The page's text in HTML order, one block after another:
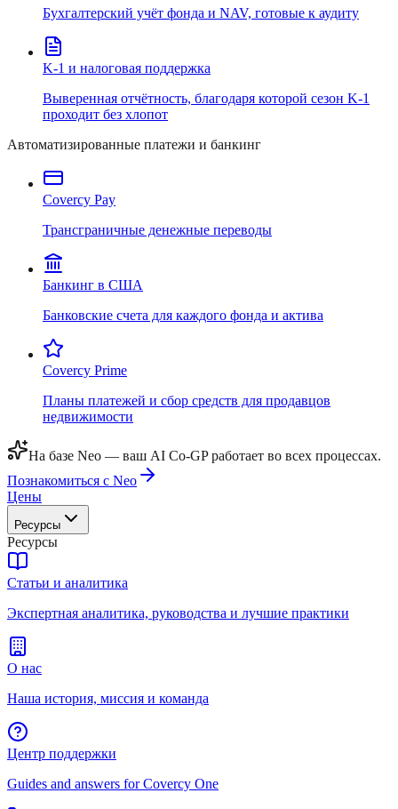
Бухгалтерский учёт фонда и NAV, готовые к аудиту
K-1 и налоговая поддержка
Выверенная отчётность, благодаря которой сезон K-1
проходит без хлопот
Автоматизированные платежи и банкинг
Covercy Pay
Трансграничные денежные переводы
Банкинг в США
Банковские счета для каждого фонда и актива
Covercy Prime
Планы платежей и сбор средств для продавцов
недвижимости
На базе Neo — ваш AI Co-GP работает во всех процессах.
Познакомиться с Neo
Цены
Ресурсы
Ресурсы
Статьи и аналитика
Экспертная аналитика, руководства и лучшие практики
О нас
Наша история, миссия и команда
Центр поддержки
Guides and answers for Covercy One